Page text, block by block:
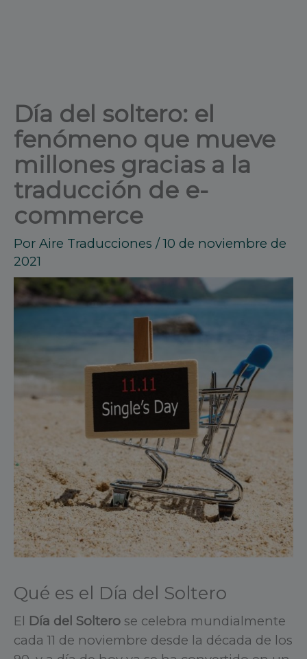
Día del soltero: el
fenómeno que mueve
millones gracias a la
traducción de e-
commerce
Por Aire Traducciones /10 de noviembre de
2021
Qué es el Día del Soltero
El Día del Solterose celebra mundialmente
cada 11 de noviembre desde la década de los